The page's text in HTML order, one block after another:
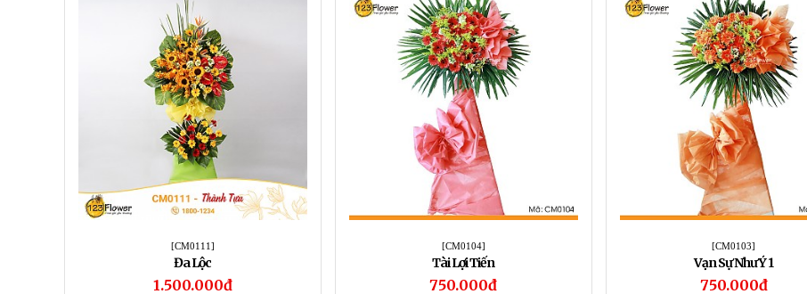
[CM0111]
Đa Lộc
1.500.000đ
[CM0104]
Tài Lợi Tiến
750.000đ
[CM0103]
Vạn Sự Như Ý 1
750.000đ